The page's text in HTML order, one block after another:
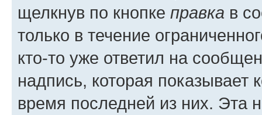
щелкнув по кнопке правка в
только в течение
кто-то уже ответил на
надпись, которая показывает
время последней из них. Эта